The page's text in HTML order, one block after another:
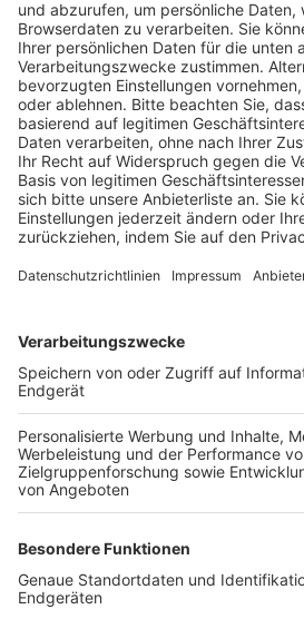
Pässe und Vereinswechsel
Trainerausbildung
Schulungsangebot Vereinsmitarbeiter
BFV-Geschäftsstellen
Trainerbörse
Login SpielPlus
FOLGE DEM BFV
TOP-VEREINE
TOP-PARTNER